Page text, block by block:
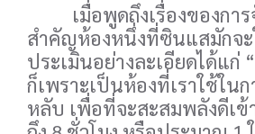
เมื่อพูดถึงเรื่องของการ
สำคัญห้องหนึ่งที่ซินแสมักจะ
ประเมินอย่างละเอียดได้แก่
ก็เพราะเป็นห้องที่เราใช้ใ
หลับ เพื่อที่จะสะสมพลังดีเข้